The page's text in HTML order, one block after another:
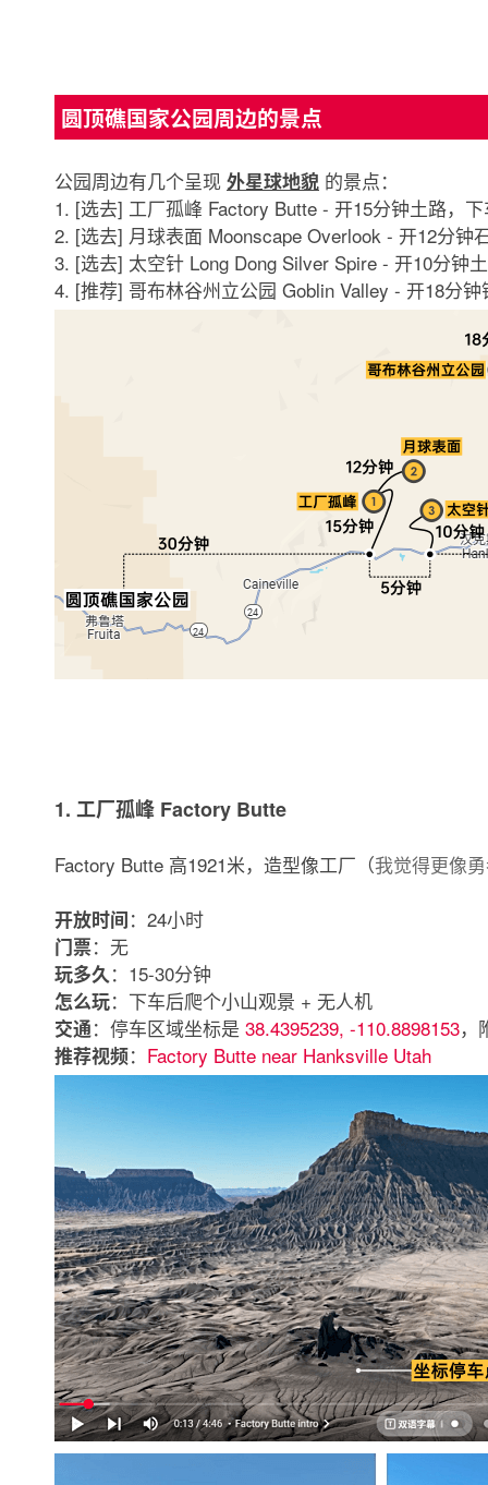
圆顶礁国家公园周边的景点
公园周边有几个呈现 外星球地貌 的景点：
1. [选去] 工厂孤峰 Factory Butte - 开15分钟土路，
2. [选去] 月球表面 Moonscape Overlook - 开12分
3. [选去] 太空针 Long Dong Silver Spire - 开10分钟
4. [推荐] 哥布林谷州立公园 Goblin Valley - 开18分
1. 工厂孤峰 Factory Butte
Factory Butte 高1921米，造型像工厂（我觉得更像
开放时间：24小时
门票：无
玩多久：15-30分钟
怎么玩：下车后爬个小山观景 + 无人机
交通：停车区域坐标是 38.4395239, -110.8898153，
推荐视频： Factory Butte near Hanksville Utah